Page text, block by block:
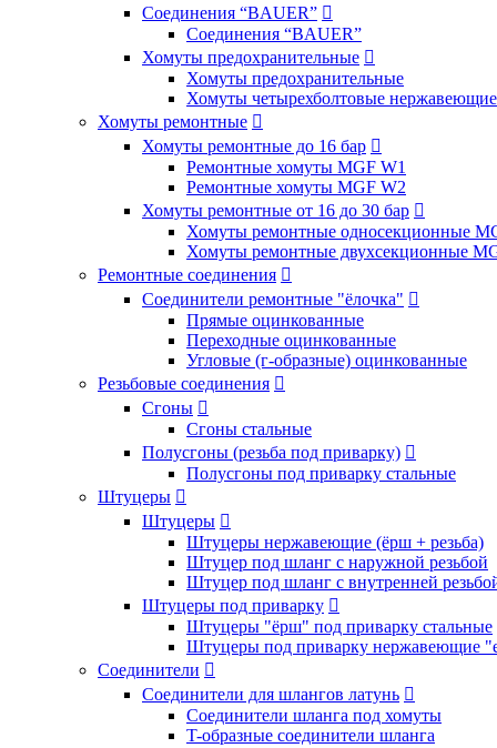
Соединения “BAUER” 
Соединения “BAUER”
Хомуты предохранительные 
Хомуты предохранительные
Хомуты четырехболтовые нержавеющие
Хомуты ремонтные 
Хомуты ремонтные до 16 бар 
Ремонтные хомуты MGF W1
Ремонтные хомуты MGF W2
Хомуты ремонтные от 16 до 30 бар 
Хомуты ремонтные односекционные
Хомуты ремонтные двухсекционные
Ремонтные соединения 
Соединители ремонтные "ёлочка" 
Прямые оцинкованные
Переходные оцинкованные
Угловые (г-образные) оцинкованные
Резьбовые соединения 
Сгоны 
Сгоны стальные
Полусгоны (резьба под приварку) 
Полусгоны под приварку стальные
Штуцеры 
Штуцеры 
Штуцеры нержавеющие (ёрш + резьба)
Штуцер под шланг с наружной резьбой
Штуцер под шланг с внутренней
Штуцеры под приварку 
Штуцеры "ёрш" под приварку стальные
Штуцеры под приварку нержавеющие
Соединители 
Соединители для шлангов латунь 
Соединители шланга под хомуты
T-образные соединители шланга